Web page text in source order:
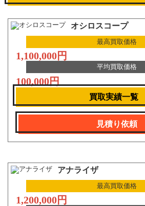
オシロスコープ
最高買取価格
1,100,000円
平均買取価格
100,000円
買取実績一覧
見積り依頼
アナライザ
最高買取価格
1,200,000円